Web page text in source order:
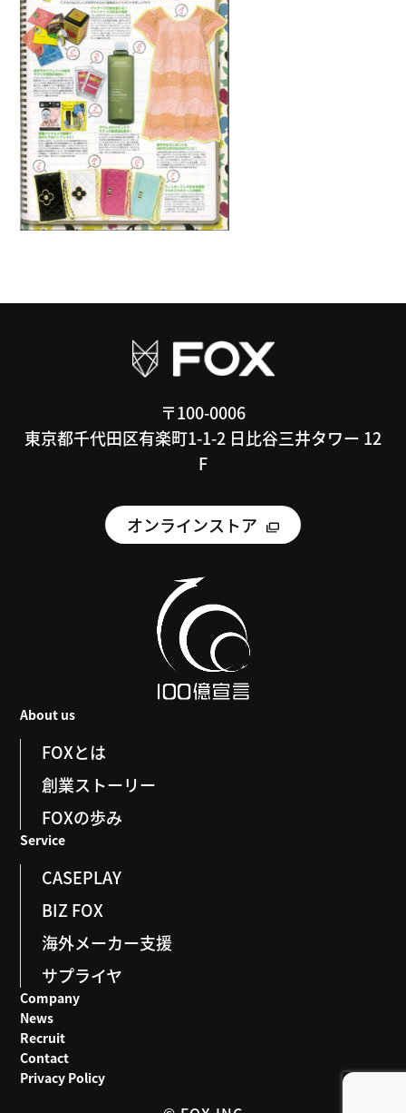
〒100-0006
東京都千代田区有楽町1-1-2 日比谷三井タワー 12
F
オンラインストア
About us
FOXとは
創業ストーリー
FOXの歩み
Service
CASEPLAY
BIZ FOX
海外メーカー支援
サプライヤ
Company
News
Recruit
Contact
Privacy Policy